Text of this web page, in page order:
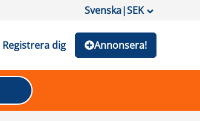
Svenska|SEK
dig Annonsera!